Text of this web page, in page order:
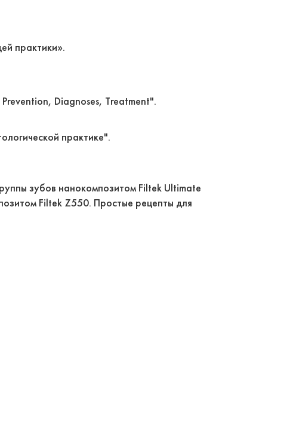
практики».
Diagnoses, Treatment".
практике".
зубов нанокомпозитом Filtek Ultimate
Filtek Z550. Простые рецепты для